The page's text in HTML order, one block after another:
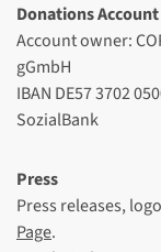
Donations Account
Account owner:
gGmbH
IBAN DE57 3702
SozialBank
Press
Press releases,
Page.